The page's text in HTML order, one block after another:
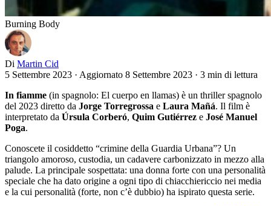
Burning Body
Di Martin Cid
5 Settembre 2023 · Aggiornato 8 Settembre 2023 · 3 min di lettura
In fiamme (in spagnolo: El cuerpo en llamas) è un thriller spagnolo
del 2023 diretto da Jorge Torregrossa e Laura Mañá. Il film è
interpretato da Úrsula Corberó, Quim Gutiérrez e José Manuel
Poga.
Conoscete il cosiddetto “crimine della Guardia Urbana”? Un
triangolo amoroso, custodia, un cadavere carbonizzato in mezzo alla
palude. La principale sospettata: una donna forte con una personalità
speciale che ha dato origine a ogni tipo di chiacchiericcio nei media
e la cui personalità (forte, non c’è dubbio) ha ispirato questa serie.